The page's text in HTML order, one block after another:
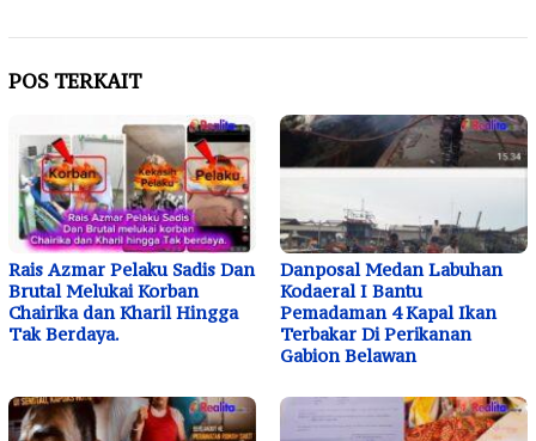
POS TERKAIT
Rais Azmar Pelaku Sadis Dan
Brutal Melukai Korban
Chairika dan Kharil Hingga
Tak Berdaya.
Danposal Medan Labuhan
Kodaeral I Bantu
Pemadaman 4 Kapal Ikan
Terbakar Di Perikanan
Gabion Belawan